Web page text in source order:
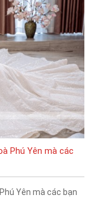
Phú Yên mà các
Yên mà các bạn